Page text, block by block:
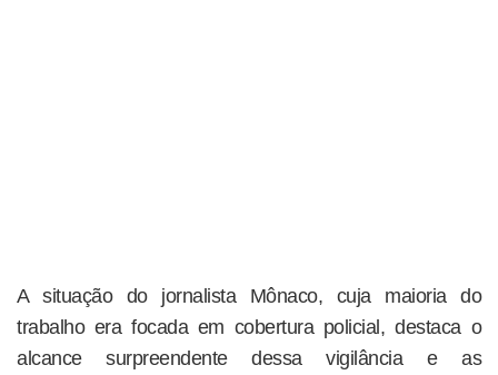
A situação do jornalista Mônaco, cuja maioria do
trabalho era focada em cobertura policial, destaca o
alcance surpreendente dessa vigilância e as